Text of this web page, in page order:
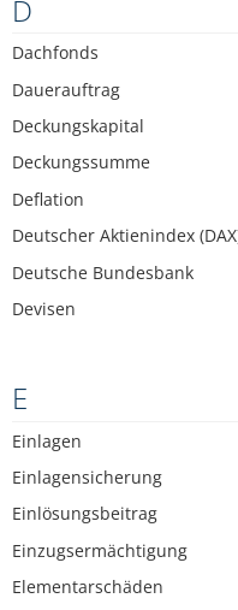
D
Dachfonds
Dauerauftrag
Deckungskapital
Deckungssumme
Deflation
Deutscher Aktienindex
Deutsche Bundesbank
Devisen
E
Einlagen
Einlagensicherung
Einlösungsbeitrag
Einzugsermächtigung
Elementarschäden